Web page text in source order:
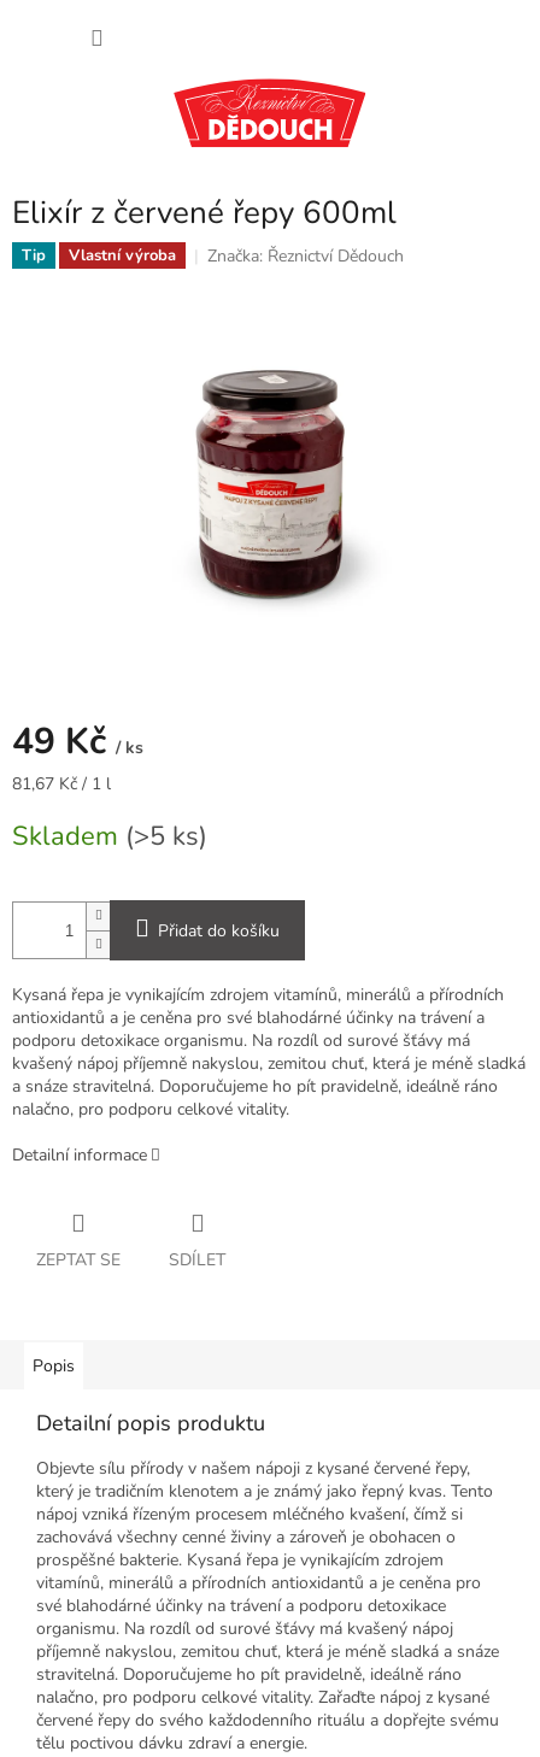
Elixír z červené řepy 600ml
Tip Vlastní výroba Značka: Řeznictví Dědouch
49 Kč / ks
Měrná
81,67 Kč / 1 l
Skladem (>5 ks)
Přidat do košíku
Kysaná řepa je vynikajícím zdrojem vitamínů, minerálů a přírodních
antioxidantů a je ceněna pro své blahodárné účinky na trávení a
podporu detoxikace organismu. Na rozdíl od surové šťávy má
kvašený nápoj příjemně nakyslou, zemitou chuť, která je méně sladká
a snáze stravitelná. Doporučujeme ho pít pravidelně, ideálně ráno
nalačno, pro podporu celkové vitality.
Detailní informace
ZEPTAT SE SDÍLET
Popis
Detailní popis produktu
Objevte sílu přírody v našem nápoji z kysané červené řepy,
který je tradičním klenotem a je známý jako řepný kvas. Tento
nápoj vzniká řízeným procesem mléčného kvašení, čímž si
zachovává všechny cenné živiny a zároveň je obohacen o
prospěšné bakterie. Kysaná řepa je vynikajícím zdrojem
vitamínů, minerálů a přírodních antioxidantů a je ceněna pro
své blahodárné účinky na trávení a podporu detoxikace
organismu. Na rozdíl od surové šťávy má kvašený nápoj
příjemně nakyslou, zemitou chuť, která je méně sladká a snáze
stravitelná. Doporučujeme ho pít pravidelně, ideálně ráno
nalačno, pro podporu celkové vitality. Zařaďte nápoj z kysané
červené řepy do svého každodenního rituálu a dopřejte svému
tělu poctivou dávku zdraví a energie.